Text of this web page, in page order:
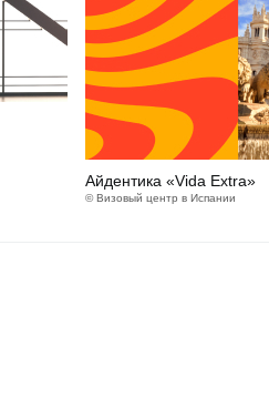
Айдентика «Vida Extra»
© Визовый центр в Испании